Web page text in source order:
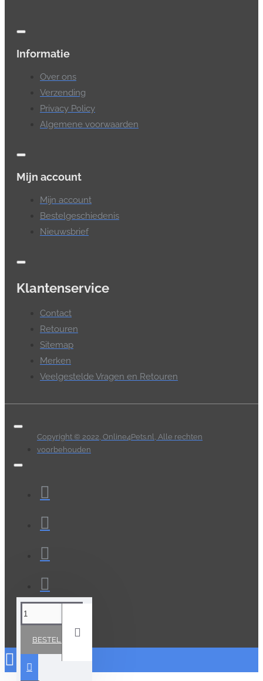
BESTELLEN
Informatie
Over ons
Verzending
Privacy Policy
Algemene voorwaarden
Mijn account
Mijn account
Bestelgeschiedenis
Nieuwsbrief
Klantenservice
Contact
Retouren
Sitemap
Merken
Veelgestelde Vragen en Retouren
Copyright © 2022, Online4Pets.nl, Alle rechten
voorbehouden